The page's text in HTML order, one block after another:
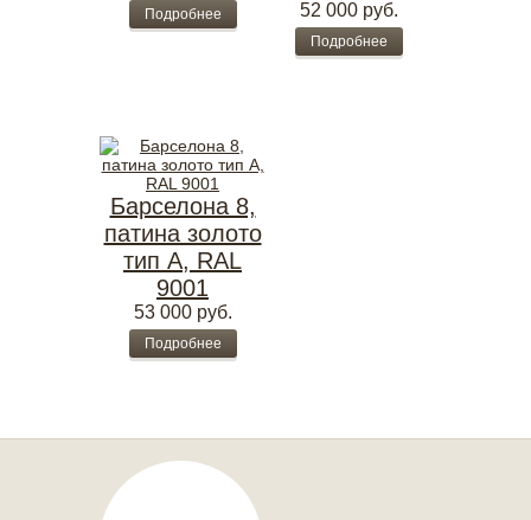
Подробнее 52 000 руб.
Подробнее
Барселона 8,
патина золото
тип А, RAL
9001
53 000 руб.
Подробнее